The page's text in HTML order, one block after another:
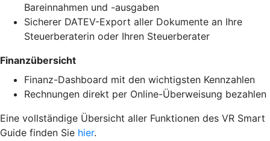
Bareinnahmen und -ausgaben
Sicherer DATEV-Export aller Dokumente an Ihre
Steuerberaterin oder Ihren Steuerberater
Finanzübersicht
Finanz-Dashboard mit den wichtigsten Kennzahlen
Rechnungen direkt per Online-Überweisung bezahlen
Eine vollständige Übersicht aller Funktionen des VR Smart
Guide finden Sie hier.